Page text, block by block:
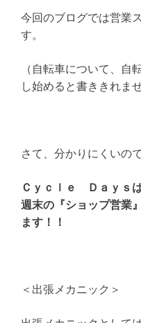
今回のブログでは営業
す。
（自転車について、自
し始めると書ききれま
さて、分かりにくいの
Ｃｙｃｌｅ Ｄａｙｓ
週末の『ショップ営業
ます！！
＜出張メカニック＞